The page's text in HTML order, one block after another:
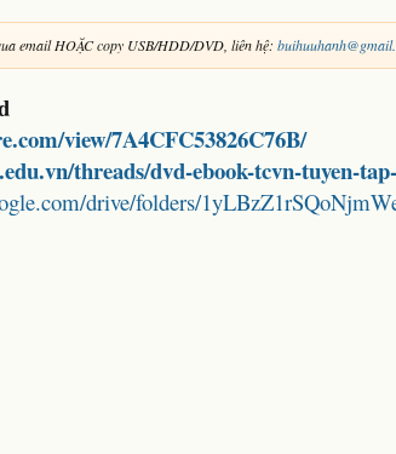
email HOẶC copy USB/HDD/DVD, liên hệ:
view/7A4CFC53826C76B/
threads/dvd-ebook-tcvn-tuyen-
drive/folders/